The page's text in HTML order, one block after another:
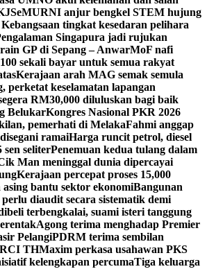
SeMURNI anjur bengkel STEM hujung
tingkat kesedaran pelihara
Singapura jadi rujukan
GP di Sepang – AnwarMoF nafi
sekali bayar untuk semua rakyat
Kerajaan arah MAG semak semula
perketat keselamatan lapangan
RM30,000 diluluskan bagi baik
BelukarKongres Nasional PKR 2026
pemerhati di MelakaFahmi anggap
ramaiHarga runcit petrol, diesel
seliterPenemuan kedua tulang dalam
Man meninggal dunia dipercayai
Kerajaan percepat proses 15,000
bantu sektor ekonomiBangunan
diaudit secara sistematik demi
terbengkalai, suami isteri tanggung
Agong terima menghadap Premier
PelangiPDRM terima sembilan
THMaxim perkasa usahawan PKS
kelengkapan percumaTiga keluarga